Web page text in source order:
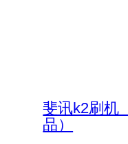
斐讯k2刷机
品）